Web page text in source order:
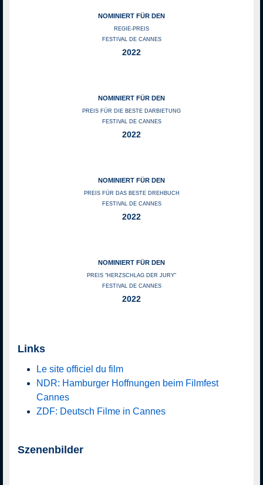
NOMINIERT FÜR DEN
REGIE-PREIS
FESTIVAL DE CANNES
2022
NOMINIERT FÜR DEN
PREIS FÜR DIE BESTE DARBIETUNG
FESTIVAL DE CANNES
2022
NOMINIERT FÜR DEN
PREIS FÜR DAS BESTE DREHBUCH
FESTIVAL DE CANNES
2022
NOMINIERT FÜR DEN
PREIS "HERZSCHLAG DER JURY"
FESTIVAL DE CANNES
2022
Links
Le site officiel du film
NDR: Hamburger Hoffnungen beim Filmfest
Cannes
ZDF: Deutsch Filme in Cannes
Szenenbilder